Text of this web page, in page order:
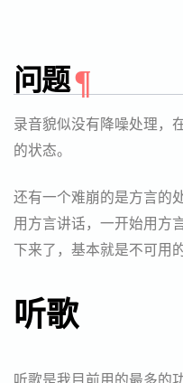
问题
录音貌似没有降噪处理，
的状态。
还有一个难崩的是方言的
用方言讲话，一开始用方
下来了，基本就是不可用
听歌